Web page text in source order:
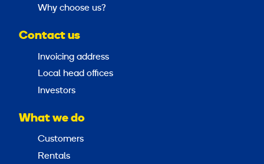
Why choose us?
Contact us
Invoicing address
Local head offices
Investors
What we do
Customers
Rentals